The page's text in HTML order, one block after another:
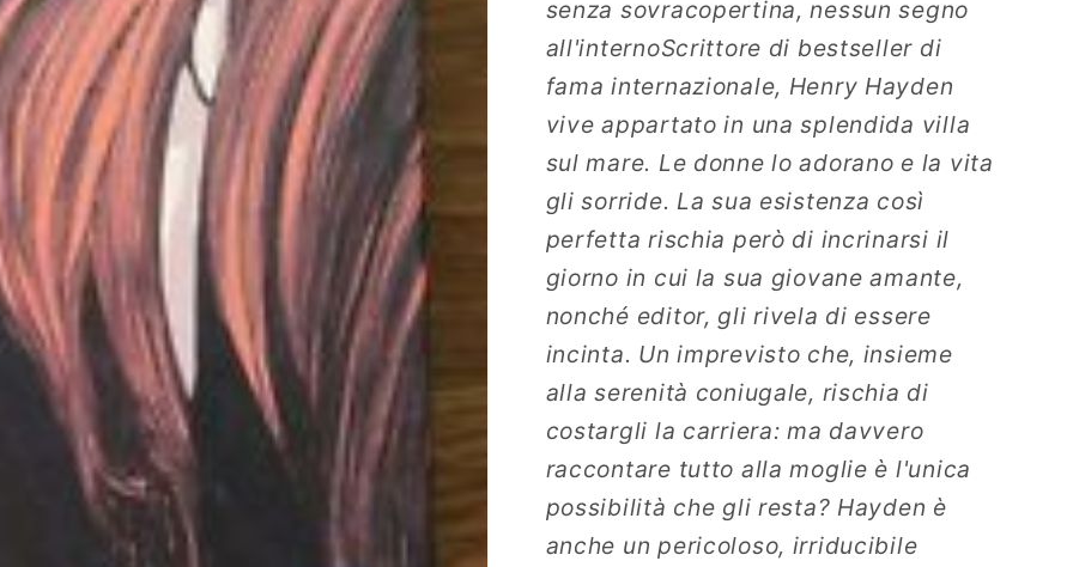
senza sovracopertina, nessun segno
all'internoScrittore di bestseller di
fama internazionale, Henry Hayden
vive appartato in una splendida villa
sul mare. Le donne lo adorano e la vita
gli sorride. La sua esistenza così
perfetta rischia però di incrinarsi il
giorno in cui la sua giovane amante,
nonché editor, gli rivela di essere
incinta. Un imprevisto che, insieme
alla serenità coniugale, rischia di
costargli la carriera: ma davvero
raccontare tutto alla moglie è l'unica
possibilità che gli resta? Hayden è
anche un pericoloso, irriducibile